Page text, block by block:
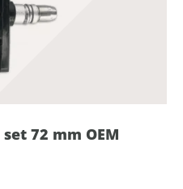
72 mm OEM